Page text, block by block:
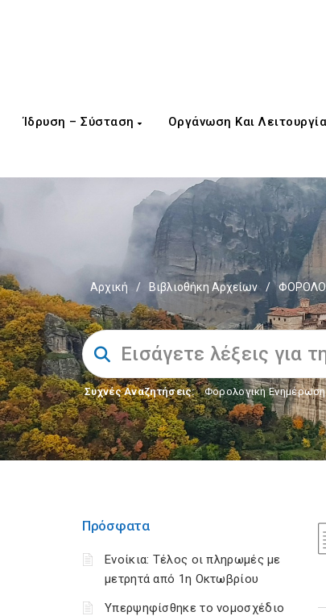
Ίδρυση – Σύσταση Οργάνωση Και Λειτουργία
Αρχική / Βιβλιοθήκη Αρχείων /
Συχνές Αναζητήσεις: Φορολογικη Ενημέρωση
Πρόσφατα
Ενοίκια: Τέλος οι πληρωμές με
μετρητά από 1η Οκτωβρίου
Υπερψηφίσθηκε το νομοσχέδιο